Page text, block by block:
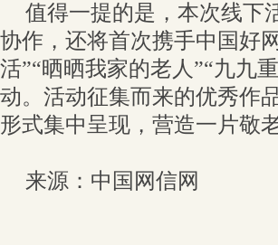
值得一提的是，本次线下
协作，还将首次携手中国好
活”“晒晒我家的老人”“九九
动。活动征集而来的优秀作
形式集中呈现，营造一片敬
来源：中国网信网